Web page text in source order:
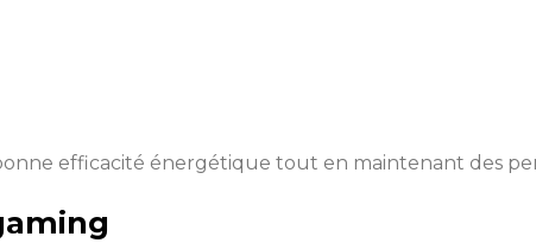
efficacité énergétique tout en maintenant des